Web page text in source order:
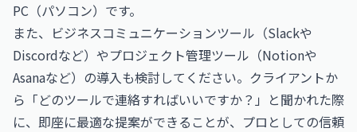
PC（パソコン）です。
また、ビジネスコミュニケーションツール（Slackや
Discordなど）やプロジェクト管理ツール（Notionや
Asanaなど）の導入も検討してください。クライアントか
ら「どのツールで連絡すればいいですか？」と聞かれた際
に、即座に最適な提案ができることが、プロとしての信頼